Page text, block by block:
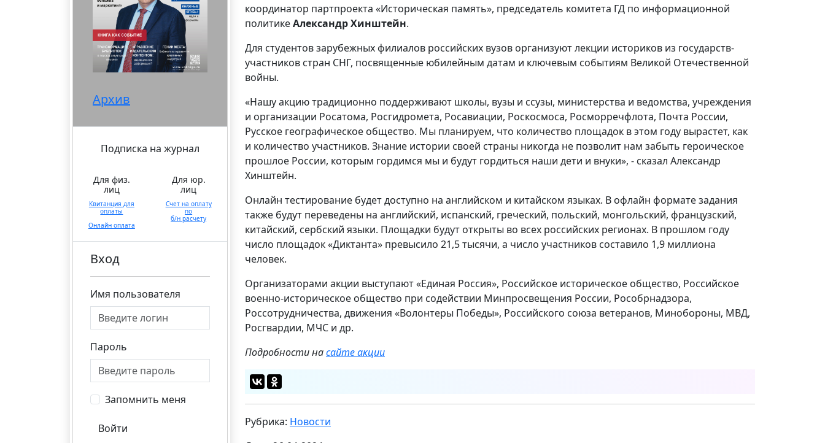
Архив
Подписка на журнал
Для физ.
лиц
Квитанция для
оплаты
Онлайн оплата
Для юр.
лиц
Счет на оплату
по
б/н расчету
Вход
Имя пользователя
Пароль
Запомнить меня
Войти
координатор партпроекта «Историческая память», председатель комитета ГД по информационной
политикеАлександр Хинштейн.
Для студентов зарубежных филиалов российских вузов организуют лекции историков из государств-
участников стран СНГ, посвященные юбилейным датам и ключевым событиям Великой Отечественной
войны.
«Нашу акцию традиционно поддерживают школы, вузы и ссузы, министерства и ведомства, учреждения
и организации Росатома, Росгидромета, Росавиации, Роскосмоса, Росморречфлота, Почта России,
Русское географическое общество. Мы планируем, что количество площадок в этом году вырастет, как
и количество участников. Знание истории своей страны никогда не позволит нам забыть героическое
прошлое России, которым гордимся мы и будут гордиться наши дети и внуки», - сказал Александр
Хинштейн.
Онлайн тестирование будет доступно на английском и китайском языках. В офлайн формате задания
также будут переведены на английский, испанский, греческий, польский, монгольский, французский,
китайский, сербский языки. Площадки будут открыты во всех российских регионах. В прошлом году
число площадок «Диктанта» превысило 21,5 тысячи, а число участников составило 1,9 миллиона
человек.
Организаторами акции выступают «Единая Россия», Российское историческое общество, Российское
военно-историческое общество при содействии Минпросвещения России, Рособрнадзора,
Россотрудничества, движения «Волонтеры Победы», Российского союза ветеранов, Минобороны, МВД,
Росгвардии, МЧС и др.
Подробности насайте акции
Рубрика: Новости